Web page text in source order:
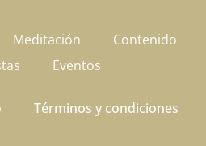
Meditación
Contenido
Eventos
Términos y condiciones